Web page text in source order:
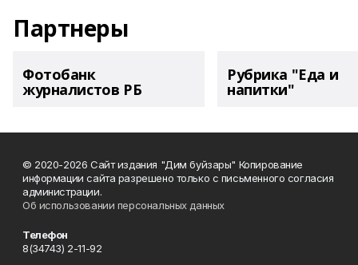
Партнеры
Фотобанк
журналистов РБ
Рубрика "Еда и
напитки"
© 2020-2026 Сайт издания "Дим буйзары" Копирование
информации сайта разрешено только с письменного согласия
администрации.
Об использовании персональных данных
Телефон
8(34743) 2-11-92